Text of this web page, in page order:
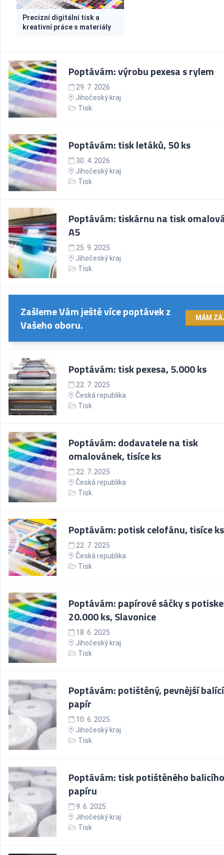
Precizní digitální tisk a
kreativní práce s materiály
Poptávám: výrobu pexesa s rylem
29. 7. 2026
Jihočeský kraj
Tisk
Poptávám: tisk letáků, 50 ks
30. 4. 2026
Jihočeský kraj
Tisk
Poptávám: tiskárnu na tisk
A5
25. 9. 2025
Jihočeský kraj
Tisk
Zašleme Vám ještě více poptávek z
Vašeho oboru.
MÁM
Poptávám: tisk pexesa, 5.000 ks
22. 7. 2025
Česká republika
Tisk
Poptávám: dodavatele na tisk
omalovánek, tisíce ks
22. 7. 2025
Česká republika
Tisk
Poptávám: potisk celofánu, tisíce ks
22. 7. 2025
Česká republika
Tisk
Poptávám: papírové sáčky s
20.000 ks, Slavonice
18. 6. 2025
Jihočeský kraj
Tisk
Poptávám: potištěný, pevnější balící
papír
10. 6. 2025
Jihočeský kraj
Tisk
Poptávám: tisk potištěného balicího
papíru
9. 6. 2025
Jihočeský kraj
Tisk